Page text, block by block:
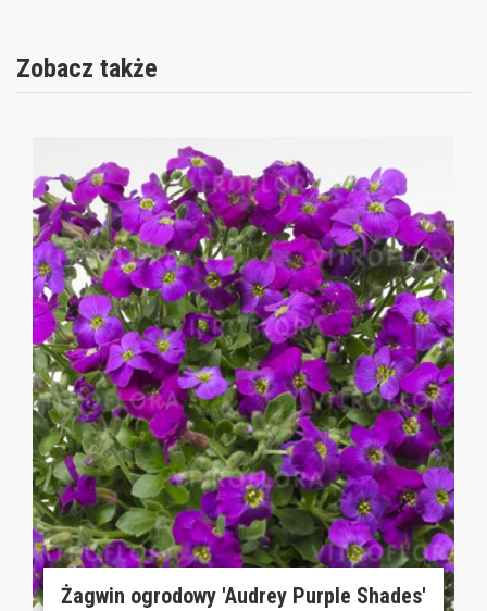
Zobacz także
Żagwin ogrodowy 'Audrey Purple Shades'